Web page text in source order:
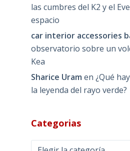
las cumbres del K2 y el
espacio
car interior accessories
observatorio sobre un
Kea
Sharice Uram en ¿Qué
la leyenda del rayo verde?
Categorias
Categorias